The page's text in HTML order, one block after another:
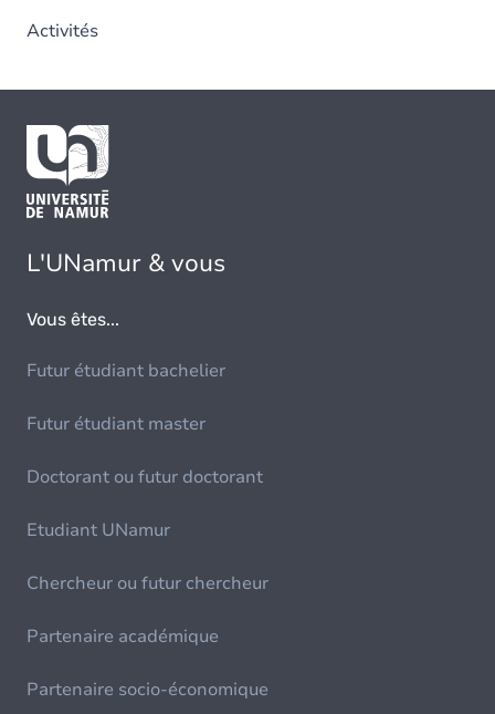
Activités
L'UNamur & vous
Vous êtes...
Futur étudiant bachelier
Futur étudiant master
Doctorant ou futur doctorant
Etudiant UNamur
Chercheur ou futur chercheur
Partenaire académique
Partenaire socio-économique